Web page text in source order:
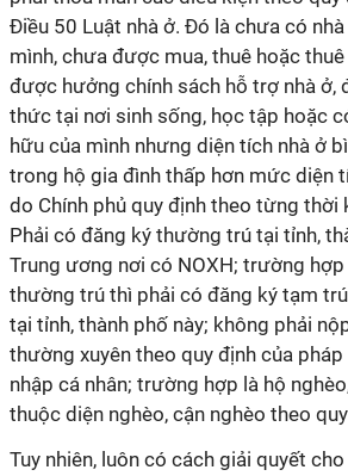
Điều 50 Luật nhà ở. Đó là chưa có
mình, chưa được mua, thuê hoặc
được hưởng chính sách hỗ trợ nhà ở,
thức tại nơi sinh sống, học tập hoặc
hữu của mình nhưng diện tích nhà ở
trong hộ gia đình thấp hơn mức diện
do Chính phủ quy định theo từng thời
Phải có đăng ký thường trú tại tỉnh,
Trung ương nơi có NOXH; trường
thường trú thì phải có đăng ký tạm
tại tỉnh, thành phố này; không phải
thường xuyên theo quy định của
nhập cá nhân; trường hợp là hộ
thuộc diện nghèo, cận nghèo theo
Tuy nhiên, luôn có cách giải quyết